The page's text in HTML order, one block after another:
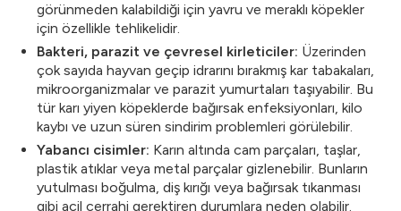
görünmeden kalabildiği için yavru ve meraklı köpekler
için özellikle tehlikelidir.
Bakteri, parazit ve çevresel kirleticiler: Üzerinden
çok sayıda hayvan geçip idrarını bırakmış kar tabakaları,
mikroorganizmalar ve parazit yumurtaları taşıyabilir. Bu
tür karı yiyen köpeklerde bağırsak enfeksiyonları, kilo
kaybı ve uzun süren sindirim problemleri görülebilir.
Yabancı cisimler: Karın altında cam parçaları, taşlar,
plastik atıklar veya metal parçalar gizlenebilir. Bunların
yutulması boğulma, diş kırığı veya bağırsak tıkanması
gibi acil cerrahi gerektiren durumlara neden olabilir.